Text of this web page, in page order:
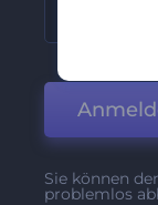
Sie können
problemlos